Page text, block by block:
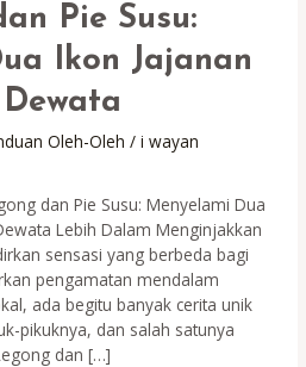
Pie Susu:
Ikon Jajanan
Oleh-Oleh /i wayan
dan Pie Susu: Menyelami Dua
Lebih Dalam Menginjakkan
sensasi yang berbeda bagi
pengamatan mendalam
ada begitu banyak cerita unik
pikuknya, dan salah satunya
dan […]